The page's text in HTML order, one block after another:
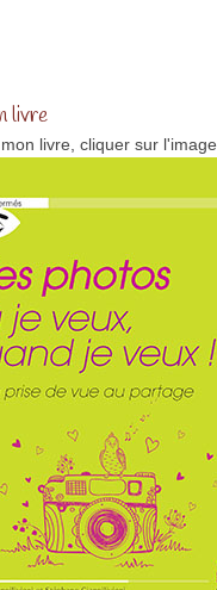
livre
livre, cliquer sur l'image.